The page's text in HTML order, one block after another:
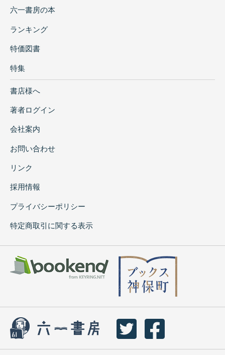
六一書房の本
ランキング
特価図書
特集
書店様へ
著者ログイン
会社案内
お問い合わせ
リンク
採用情報
プライバシーポリシー
特定商取引に関する表示